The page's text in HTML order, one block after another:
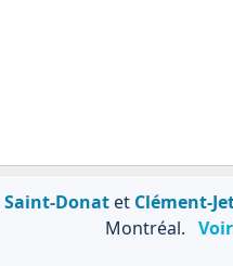
Saint-Donatet Clément-
Montréal.